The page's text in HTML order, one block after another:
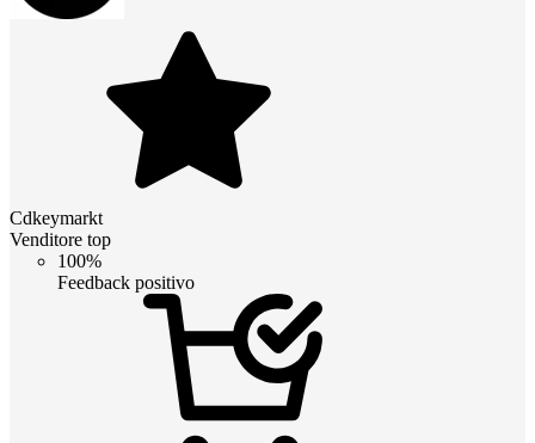
Cdkeymarkt
Venditore top
100%
Feedback positivo